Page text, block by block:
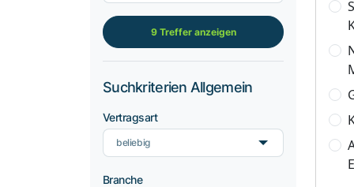
9 Treffer anzeigen
Suchkriterien Allgemein
Vertragsart
beliebig
Branche